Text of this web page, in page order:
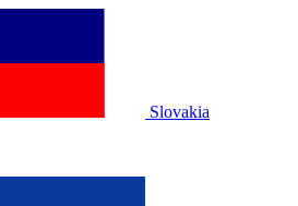
Slovakia